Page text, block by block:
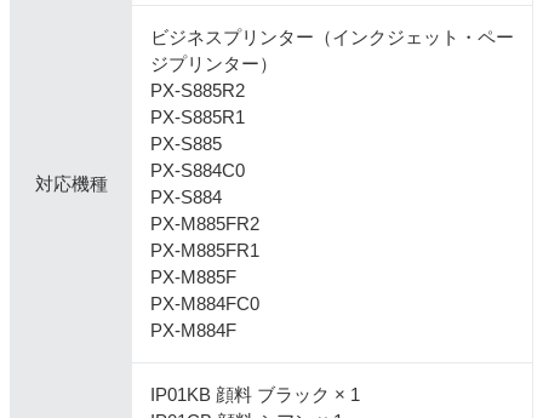
対応機種
ビジネスプリンター（インクジェット・ペー
ジプリンター）
PX-S885R2
PX-S885R1
PX-S885
PX-S884C0
PX-S884
PX-M885FR2
PX-M885FR1
PX-M885F
PX-M884FC0
PX-M884F
IP01KB 顔料 ブラック × 1